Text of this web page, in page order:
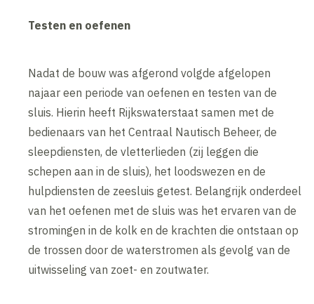
Testen en oefenen
Nadat de bouw was afgerond volgde afgelopen
najaar een periode van oefenen en testen van de
sluis. Hierin heeft Rijkswaterstaat samen met de
bedienaars van het Centraal Nautisch Beheer, de
sleepdiensten, de vletterlieden (zij leggen die
schepen aan in de sluis), het loodswezen en de
hulpdiensten de zeesluis getest. Belangrijk onderdeel
van het oefenen met de sluis was het ervaren van de
stromingen in de kolk en de krachten die ontstaan op
de trossen door de waterstromen als gevolg van de
uitwisseling van zoet- en zoutwater.